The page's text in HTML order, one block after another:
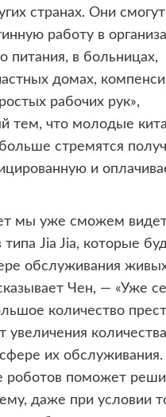
странах. Они смогут
работу в
питания, в больницах,
домах,
рабочих рук»,
тем, что молодые
стремятся
и
мы уже сможем
Jia Jia, которые
обслуживания
Чен, — «Уже
количество
увеличения количества
их
роботов поможет
даже при условии